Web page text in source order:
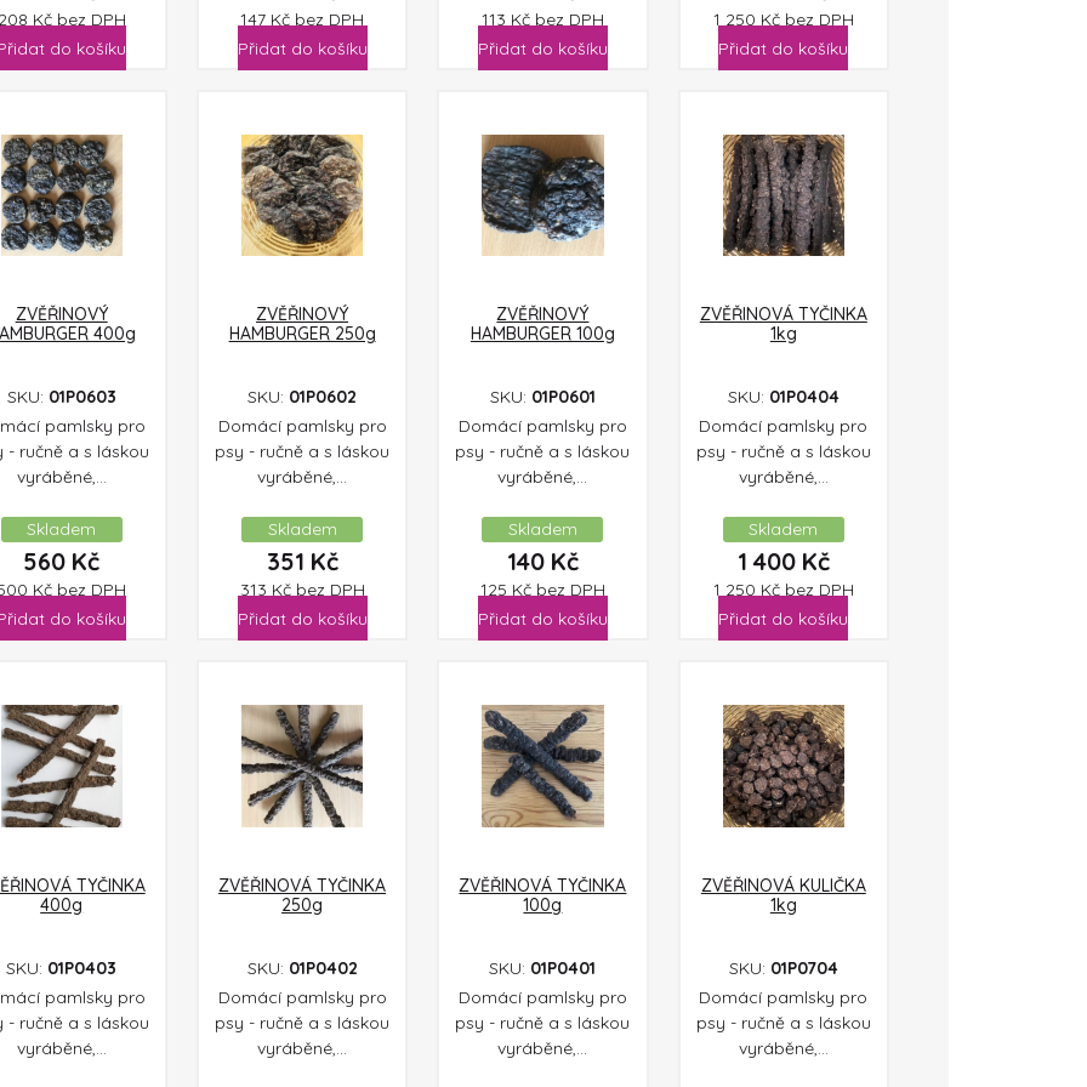
208 Kč bez DPH
do košíku
147 Kč bez DPH
Přidat do košíku
113 Kč bez DPH
Přidat do košíku
1 250 Kč bez DPH
Přidat do košíku
ZVĚŘINOVÝ
400g
SKU: 01P0603
pamlsky pro
- ručně a s láskou
vyráběné,...
Skladem
560 Kč
Kč bez DPH
do košíku
ZVĚŘINOVÝ
HAMBURGER 250g
SKU: 01P0602
Domácí pamlsky pro
psy - ručně a s láskou
vyráběné,...
Skladem
351 Kč
313 Kč bez DPH
Přidat do košíku
ZVĚŘINOVÝ
HAMBURGER 100g
SKU: 01P0601
Domácí pamlsky pro
psy - ručně a s láskou
vyráběné,...
Skladem
140 Kč
125 Kč bez DPH
Přidat do košíku
ZVĚŘINOVÁ TYČINKA
1kg
SKU: 01P0404
Domácí pamlsky pro
psy - ručně a s láskou
vyráběné,...
Skladem
1 400 Kč
1 250 Kč bez DPH
Přidat do košíku
TYČINKA
400g
SKU: 01P0403
pamlsky pro
- ručně a s láskou
vyráběné,...
ZVĚŘINOVÁ TYČINKA
250g
SKU: 01P0402
Domácí pamlsky pro
psy - ručně a s láskou
vyráběné,...
ZVĚŘINOVÁ TYČINKA
100g
SKU: 01P0401
Domácí pamlsky pro
psy - ručně a s láskou
vyráběné,...
ZVĚŘINOVÁ KULIČKA
1kg
SKU: 01P0704
Domácí pamlsky pro
psy - ručně a s láskou
vyráběné,...